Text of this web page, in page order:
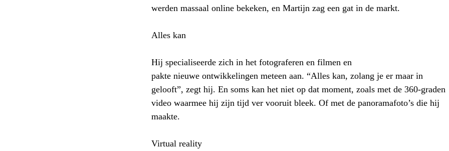
werden massaal online bekeken, en Martijn zag een gat in de markt.
Alles kan
Hij specialiseerde zich in het fotograferen en filmen en
pakte nieuwe ontwikkelingen meteen aan. “Alles kan, zolang je er maar in
gelooft”, zegt hij. En soms kan het niet op dat moment, zoals met de 360-graden
video waarmee hij zijn tijd ver vooruit bleek. Of met de panoramafoto’s die hij
maakte.
Virtual reality